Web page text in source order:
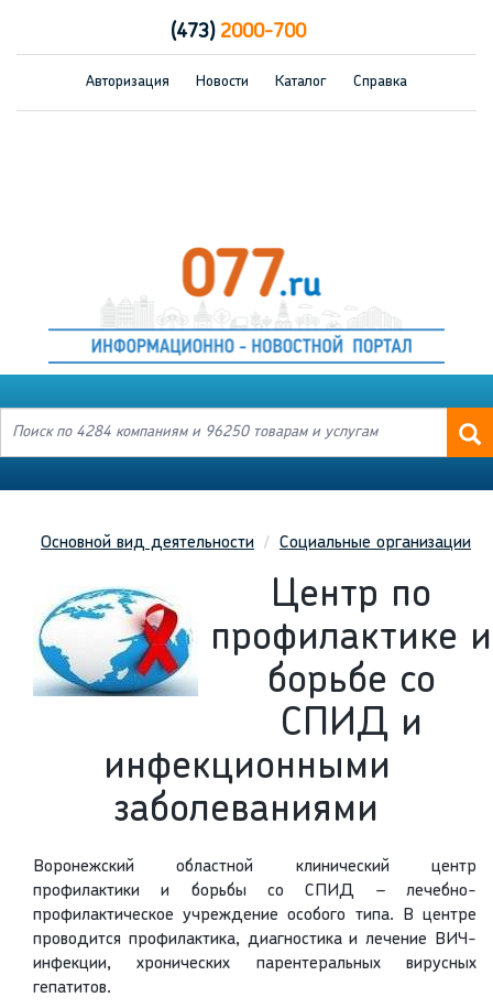
(473)2000-700
Авторизация Новости Каталог Справка
Основной вид деятельности Социальные организации
Центр по
профилактике и
борьбе со
СПИД и
инфекционными
заболеваниями
Воронежский областной клинический центр
профилактики и борьбы со СПИД – лечебно-
профилактическое учреждение особого типа. В центре
проводится профилактика, диагностика и лечение ВИЧ-
инфекции, хронических парентеральных вирусных
гепатитов.